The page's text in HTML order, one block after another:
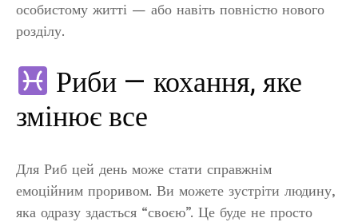
особистому житті — або навіть повністю нового
розділу.
Риби — кохання, яке
змінює все
Для Риб цей день може стати справжнім
емоційним проривом. Ви можете зустріти людину,
яка одразу здасться “своєю”. Це буде не просто